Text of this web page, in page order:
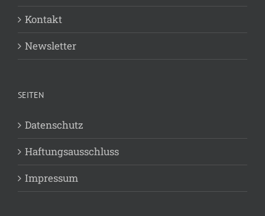
Kontakt
Newsletter
SEITEN
Datenschutz
Haftungsausschluss
Impressum